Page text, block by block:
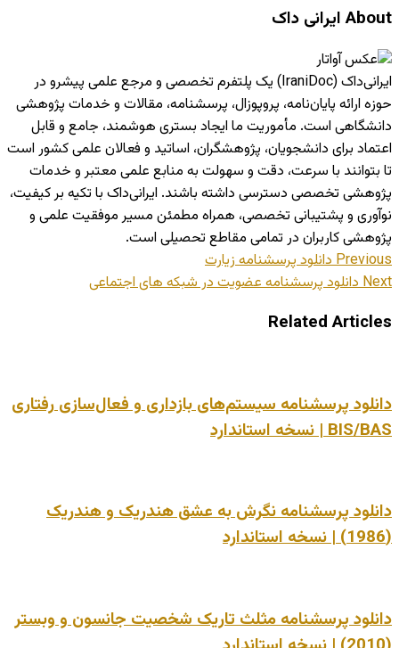
About ایرانی داک
ایرانی‌داک (IraniDoc) یک پلتفرم تخصصی و مرجع علمی پیشرو در
حوزه ارائه پایان‌نامه، پروپوزال، پرسشنامه، مقالات و خدمات پژوهشی
دانشگاهی است. مأموریت ما ایجاد بستری هوشمند، جامع و قابل
اعتماد برای دانشجویان، پژوهشگران، اساتید و فعالان علمی کشور است
تا بتوانند با سرعت، دقت و سهولت به منابع علمی معتبر و خدمات
پژوهشی تخصصی دسترسی داشته باشند. ایرانی‌داک با تکیه بر کیفیت،
نوآوری و پشتیبانی تخصصی، همراه مطمئن مسیر موفقیت علمی و
پژوهشی کاربران در تمامی مقاطع تحصیلی است.
Previousدانلود پرسشنامه زیارت
Nextدانلود پرسشنامه عضویت در شبکه های اجتماعی
Related Articles
دانلود پرسشنامه سیستم‌های بازداری و فعال‌سازی رفتاری
BIS/BAS | نسخه استاندارد
دانلود پرسشنامه نگرش به عشق هندریک و هندریک
(1986) | نسخه استاندارد
دانلود پرسشنامه مثلث تاریک شخصیت جانسون و وبستر